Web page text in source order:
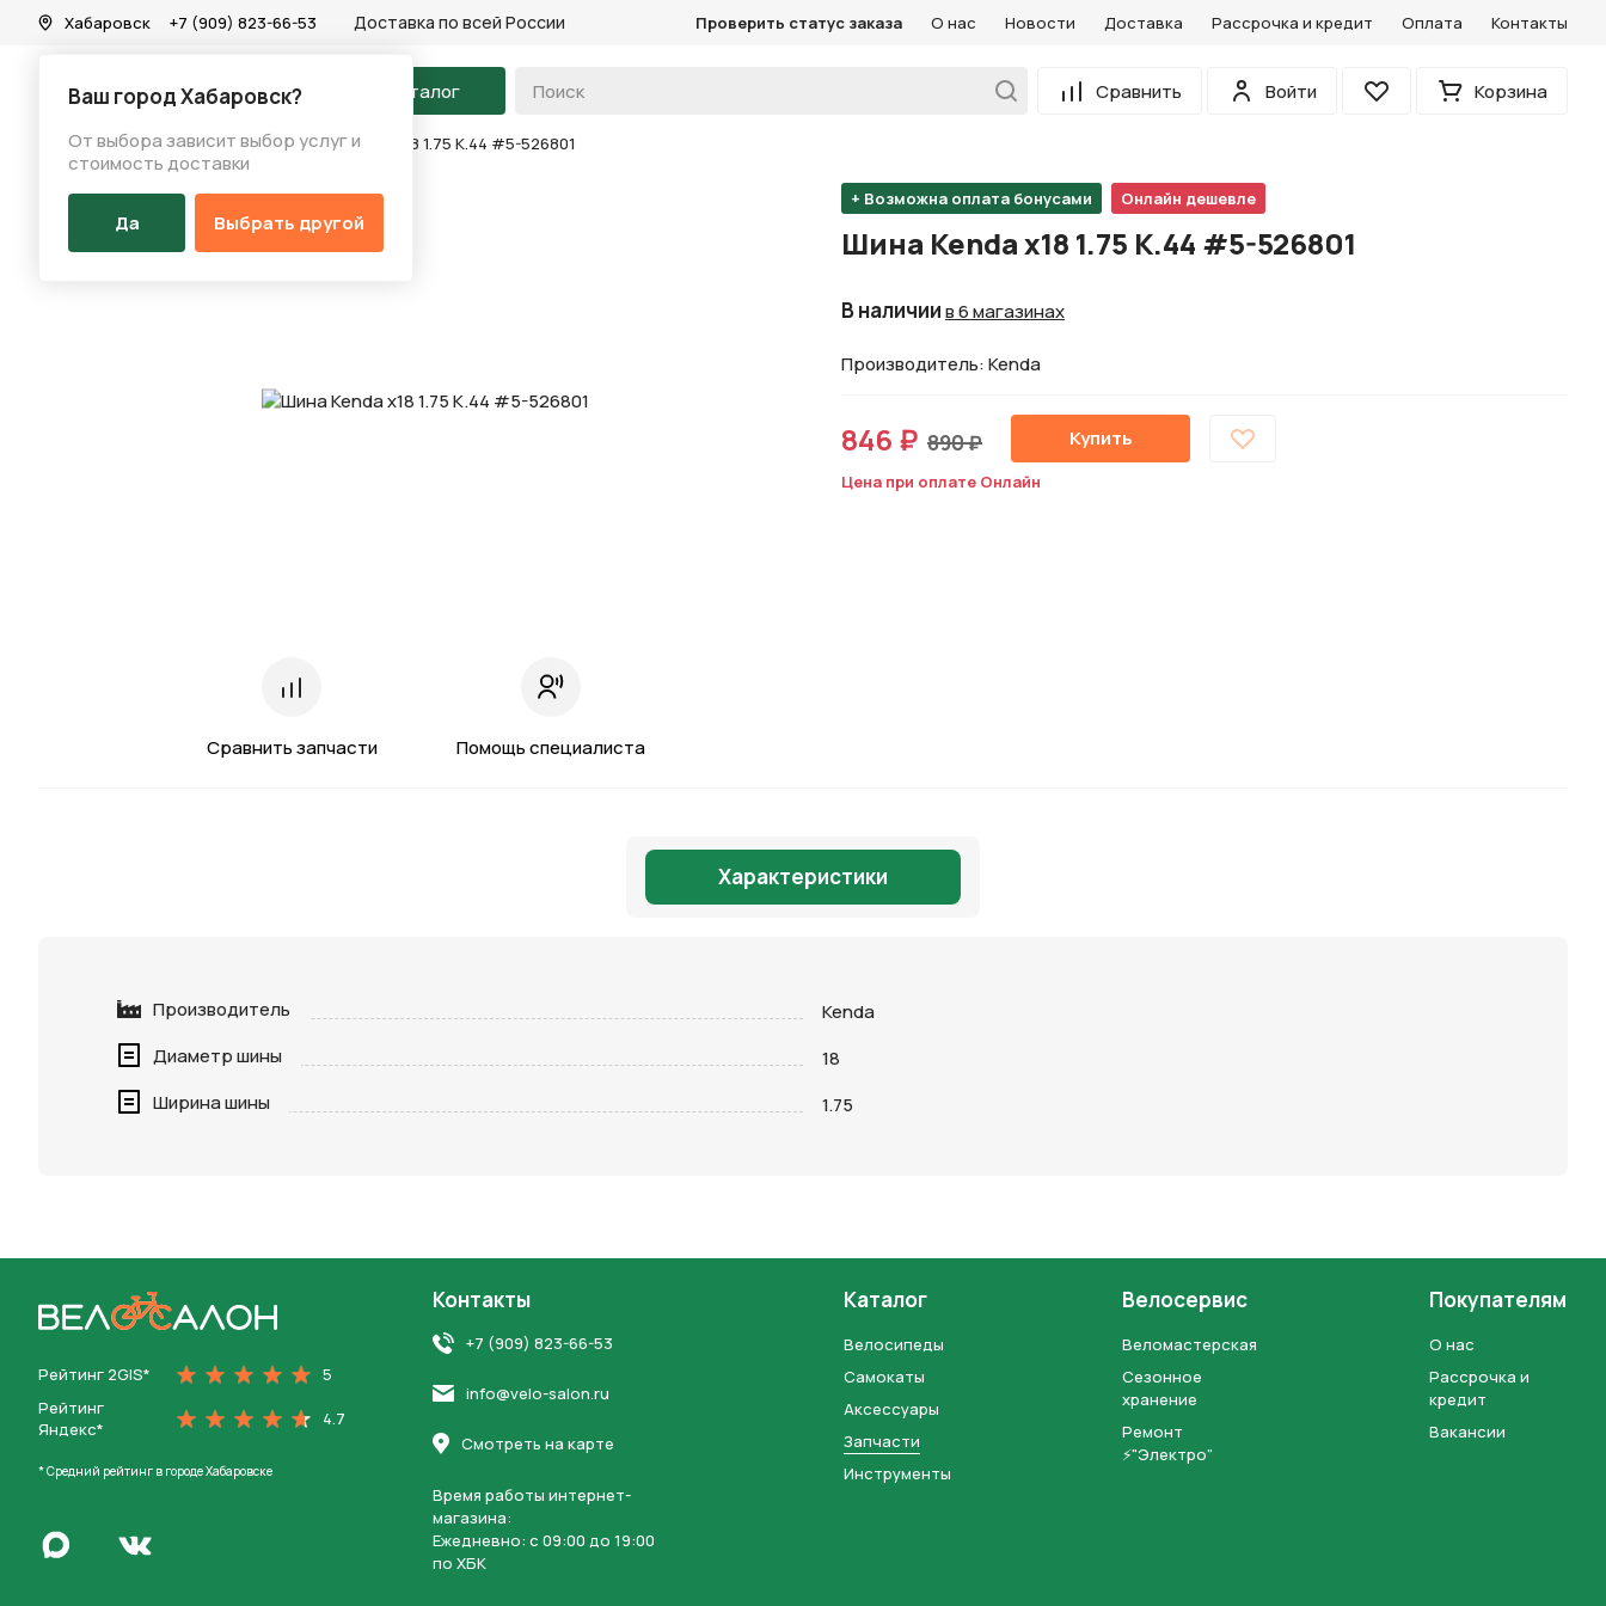
Хабаровск
Ваш город Хабаровск?
От выбора зависит выбор услуг и
стоимость доставки
Да Выбрать другой
+7 (909) 823-66-53 Доставка по всей России Проверить статус заказа О нас Новости Доставка Рассрочка и кредит Оплата Контакты
На главную Каталог Сравнить
Войти
Избранное Корзина
Каталог/Запчасти/Покрышка/ Шина Kenda х18 1.75 K.44 #5-526801
Сравнить запчасти Помощь специалиста
+ Возможна оплата бонусами Онлайн дешевле
Шина Kenda х18 1.75 K.44 #5-526801
В наличиив 6 магазинах
Производитель: Kenda
846 ₽ 890 ₽ Купить
Цена при оплате Онлайн
Характеристики
Производитель
Kenda
Диаметр шины
18
Ширина шины
1.75
Рейтинг 2GIS*
5
Рейтинг
Яндекс*
4.7
* Средний рейтинг в городе Хабаровске
Написать в MaxПерейти во Вконтакте
Контакты
+7 (909) 823-66-53
info@velo-salon.ru
Смотреть на карте
Время работы интернет-
магазина:
Ежедневно: c 09:00 до 19:00
по ХБК
Каталог
Велосипеды
Самокаты
Аксессуары
Запчасти
Инструменты
Велосервис
Веломастерская
Сезонное
хранение
Ремонт
⚡"Электро"
Покупателям
О нас
Рассрочка и
кредит
Вакансии
персональных данных и соглашаетесь с политикой конфиденциальности